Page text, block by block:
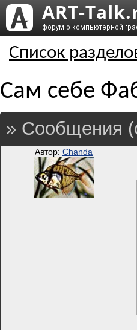
Список
Сам себе
» Сообщения
Автор: Chanda